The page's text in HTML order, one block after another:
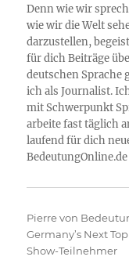
Denn wie wir
wie wir die Welt
darzustellen,
für dich Beiträge
deutschen Sprache
ich als Journalist.
mit Schwerpunkt
arbeite fast täglich
laufend für dich
Autor
Pierre von
Germany’s Next
Show-Teilnehmer